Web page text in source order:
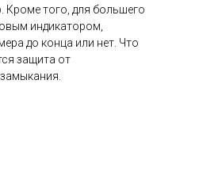
Кроме того, для большего
индикатором,
до конца или нет. Что
защита от